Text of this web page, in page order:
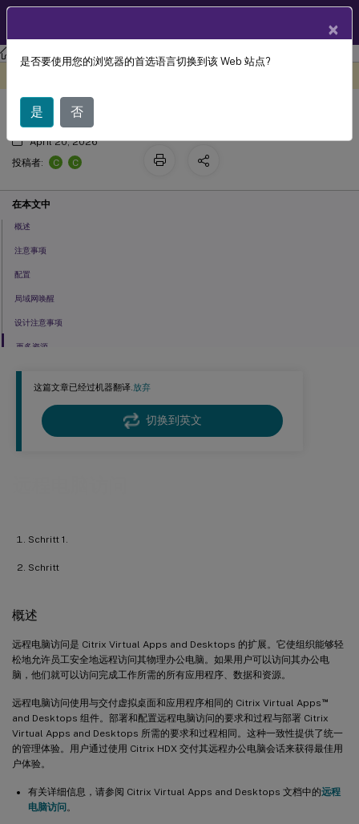
Linux 虚拟投递代理 Linux Virtual Delivery Agent 2303
这篇文章已经过机器翻译.放弃
切换到英文
Schritt 1.
Schritt
概述
远程电脑访问是 Citrix Virtual Apps and Desktops 的扩展。它使组织能够轻
松地允许员工安全地远程访问其物理办公电脑。如果用户可以访问其办公电
脑，他们就可以访问完成工作所需的所有应用程序、数据和资源。
远程电脑访问使用与交付虚拟桌面和应用程序相同的 Citrix Virtual Apps ™
and Desktops 组件。部署和配置远程电脑访问的要求和过程与部署 Citrix
Virtual Apps and Desktops 所需的要求和过程相同。这种一致性提供了统一
的管理体验。用户通过使用 Citrix HDX 交付其远程办公电脑会话来获得最佳用
户体验。
有关详细信息，请参阅 Citrix Virtual Apps and Desktops 文档中的远程
电脑访问。
远程电脑访问
April 20, 2026
投稿者:
C C
在本文中
概述
注意事项
配置
局域网唤醒
设计注意事项
更多资源
×
是否要使用您的浏览器的首选语言切换到该 Web 站点?
是 否